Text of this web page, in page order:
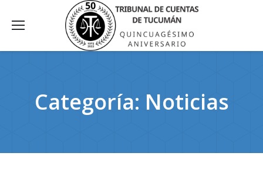
Categoría: Noticias